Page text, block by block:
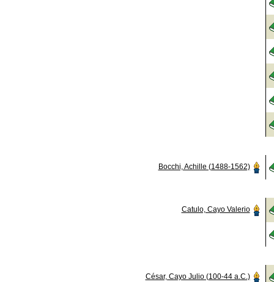
Bocchi, Achille (1488-1562)
Catulo, Cayo Valerio
César, Cayo Julio (100-44 a.C.)